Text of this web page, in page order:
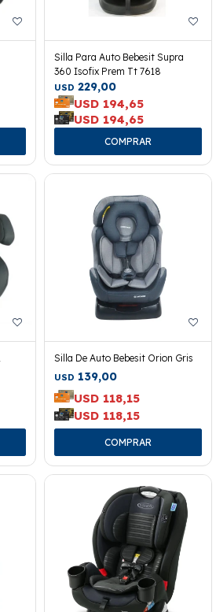
Silla Para Auto Bebesit Supra
360 Isofix Prem Tt 7618
USD 229,00
USD 194,65
USD 194,65
Silla De Auto Bebesit Orion Gris
USD 139,00
USD 118,15
USD 118,15